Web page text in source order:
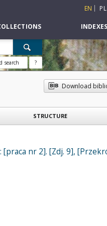
EN PL
INDEXES
search ?
Download
STRUCTURE
nr 2]. [Zdj. 9],